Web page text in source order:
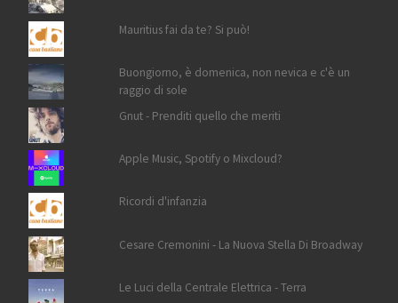
Mauritius fai da te? Si può!
Buongiorno, è domenica, non nevica e c'è un
raggio di sole
Gnut - Prenditi quello che meriti
Apple Music, Spotify o Mixcloud?
Ricordi d'infanzia
Cesare Cremonini - La Nuova Stella Di Broadway
Le Luci della Centrale Elettrica - Terra